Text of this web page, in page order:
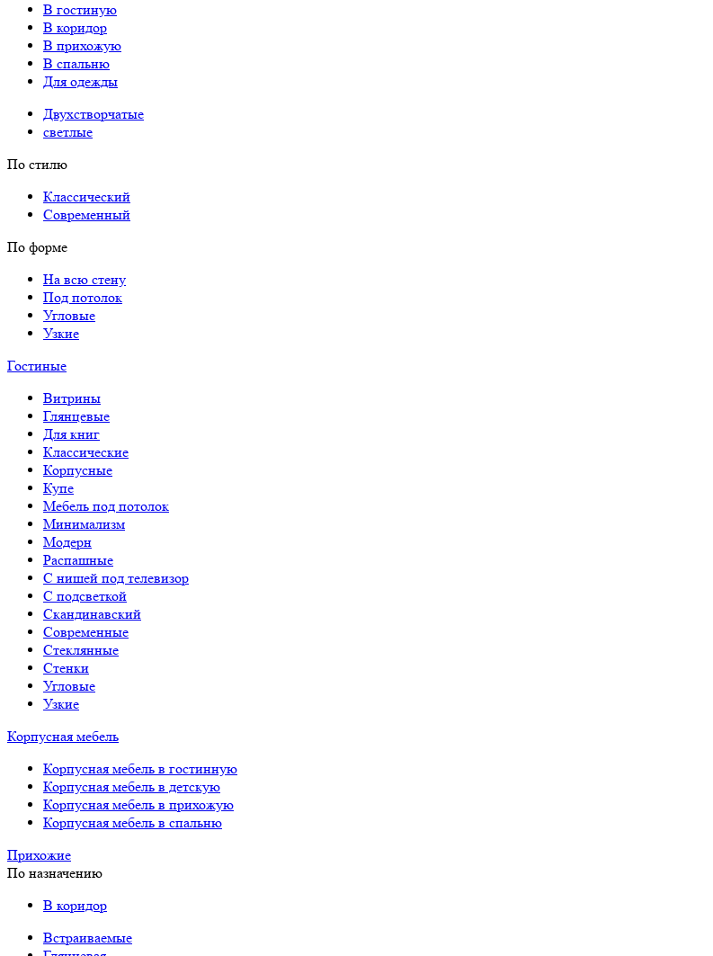
В гостиную
В коридор
В прихожую
В спальню
Для одежды
Двухстворчатые
светлые
По стилю
Классический
Современный
По форме
На всю стену
Под потолок
Угловые
Узкие
Гостиные
Витрины
Глянцевые
Для книг
Классические
Корпусные
Купе
Мебель под потолок
Минимализм
Модерн
Распашные
С нишей под телевизор
С подсветкой
Скандинавский
Современные
Стеклянные
Стенки
Угловые
Узкие
Корпусная мебель
Корпусная мебель в гостинную
Корпусная мебель в детскую
Корпусная мебель в прихожую
Корпусная мебель в спальню
Прихожие
По назначению
В коридор
Встраиваемые